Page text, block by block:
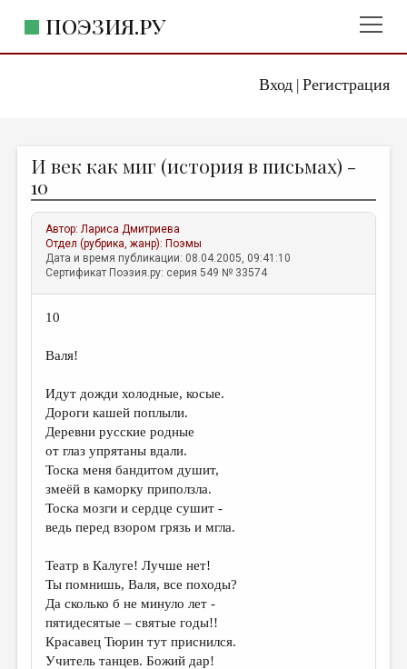
Вход| Регистрация
ПОЭЗИЯ.РУ
ЖАНРЫ
АВТОРЫ
КОММЕНТАРИИ
ЛИТСАЛОН
ИЗБРАННОЕ
ДАЙДЖЕСТ
ПРОИЗВЕДЕНИЯ
ПЕРЕВОДЫ
КОНКУРСЫ
ДЕТСКАЯ КОМНАТА
КНИЖНАЯ ПОЛКА
ОБЗОР ЛИТЕРАТУРЫ
СТРАНИЦЫ ПАМЯТИ
И век как миг (история в письмах) -
10
Автор:Лариса Дмитриева
Отдел (рубрика, жанр): Поэмы
Дата и время публикации: 08.04.2005, 09:41:10
Сертификат Поэзия.ру: серия 549 № 33574
10
Валя!
Идут дожди холодные, косые.
Дороги кашей поплыли.
Деревни русские родные
от глаз упрятаны вдали.
Тоска меня бандитом душит,
змеёй в каморку приползла.
Тоска мозги и сердце сушит -
ведь перед взором грязь и мгла.
Театр в Калуге! Лучше нет!
Ты помнишь, Валя, все походы?
Да сколько б не минуло лет -
пятидесятые – святые годы!!
Красавец Тюрин тут приснился.
Учитель танцев. Божий дар!